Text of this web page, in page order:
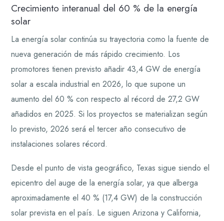
Crecimiento interanual del 60 % de la energía
solar
La energía solar continúa su trayectoria como la fuente de
nueva generación de más rápido crecimiento. Los
promotores tienen previsto añadir 43,4 GW de energía
solar a escala industrial en 2026, lo que supone un
aumento del 60 % con respecto al récord de 27,2 GW
añadidos en 2025. Si los proyectos se materializan según
lo previsto, 2026 será el tercer año consecutivo de
instalaciones solares récord.
Desde el punto de vista geográfico, Texas sigue siendo el
epicentro del auge de la energía solar, ya que alberga
aproximadamente el 40 % (17,4 GW) de la construcción
solar prevista en el país. Le siguen Arizona y California,